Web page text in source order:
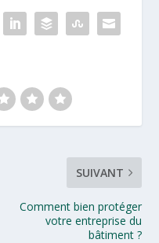
SUIVANT
Comment bien protéger
votre entreprise du
bâtiment ?